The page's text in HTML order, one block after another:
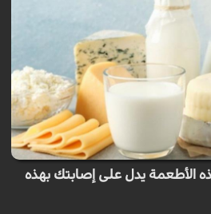
الأطعمة يدل على إصابتك بهذه